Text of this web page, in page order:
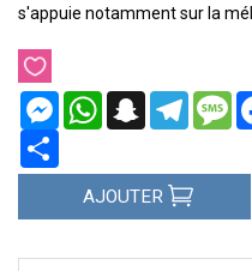
s'appuie notamment sur la
MessengerWhatsAppSnapchat
AJOUTER